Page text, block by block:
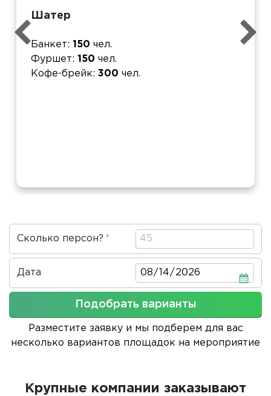
Шатер
Банкет 150 чел.
Фуршет
150 чел.
Кофе-брейк
300 чел.
Сколько персон?
Дата Дата
Подобрать варианты
Разместите заявку и мы подберем для вас
несколько вариантов площадок на мероприятие
Крупные компании заказывают